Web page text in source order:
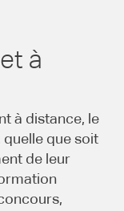
à
à distance, le
que soit
de leur